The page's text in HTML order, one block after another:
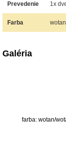
Prevedenie 1x
Farba
Galéria
farba: wotan/